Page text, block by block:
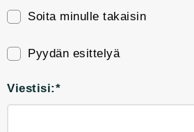
Soita minulle takaisin
Pyydän esittelyä
Viestisi:*